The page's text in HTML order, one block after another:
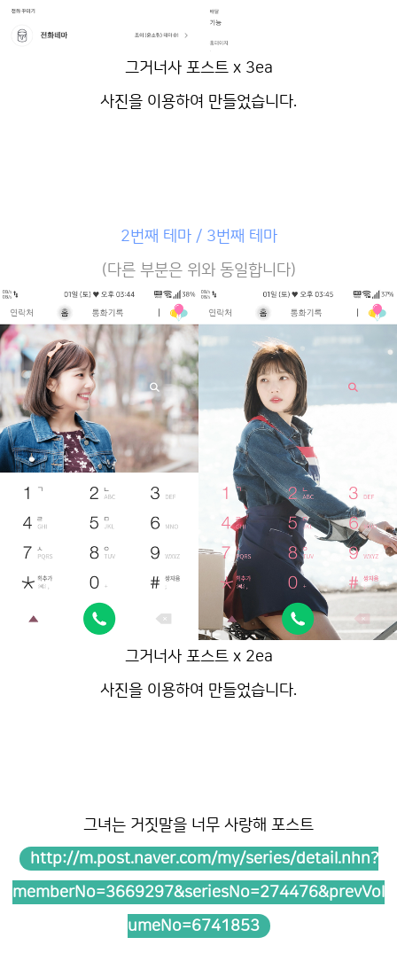
그거너사 포스트 x 3ea
사진을 이용하여 만들었습니다.
2번째 테마 / 3번째 테마
(다른 부분은 위와 동일합니다)
그거너사 포스트 x 2ea
사진을 이용하여 만들었습니다.
그녀는 거짓말을 너무 사랑해 포스트
http://m.post.naver.com/my/series/detail.nhn?
memberNo=3669297&seriesNo=274476&prevVol
umeNo=6741853